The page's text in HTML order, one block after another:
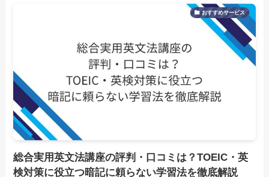
おすすめサービス
総合実用英文法講座の評判・口コミは？TOEIC・英
検対策に役立つ暗記に頼らない学習法を徹底解説